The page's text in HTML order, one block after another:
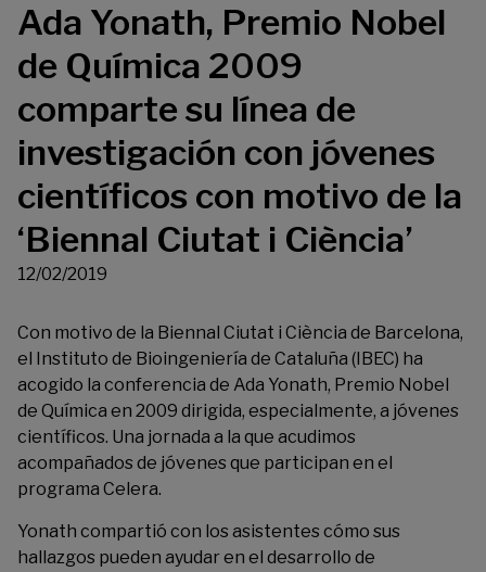
Ada Yonath, Premio Nobel
de Química 2009
comparte su línea de
investigación con jóvenes
científicos con motivo de la
‘Biennal Ciutat i Ciència’
12/02/2019
Con motivo de la Biennal Ciutat i Ciència de Barcelona,
el Instituto de Bioingeniería de Cataluña (IBEC) ha
acogido la conferencia de Ada Yonath, Premio Nobel
de Química en 2009 dirigida, especialmente, a jóvenes
científicos. Una jornada a la que acudimos
acompañados de jóvenes que participan en el
programa Celera.
Yonath compartió con los asistentes cómo sus
hallazgos pueden ayudar en el desarrollo de